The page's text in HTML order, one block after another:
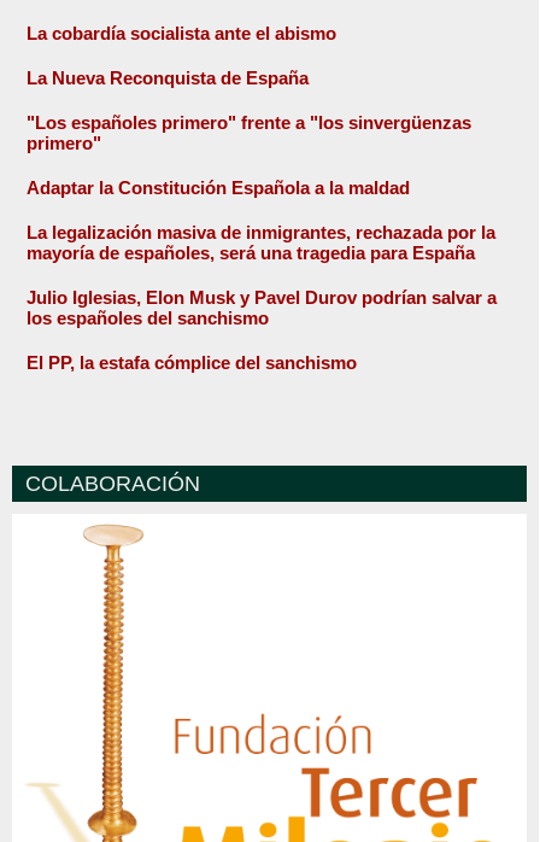
La cobardía socialista ante el abismo
La Nueva Reconquista de España
"Los españoles primero" frente a "los sinvergüenzas
primero"
Adaptar la Constitución Española a la maldad
La legalización masiva de inmigrantes, rechazada por la
mayoría de españoles, será una tragedia para España
Julio Iglesias, Elon Musk y Pavel Durov podrían salvar a
los españoles del sanchismo
El PP, la estafa cómplice del sanchismo
COLABORACIÓN